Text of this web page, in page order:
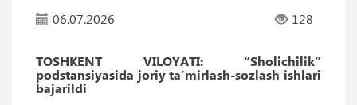
06.07.2026
128
TOSHKENT VILOYATI: “Sholichilik”
podstansiyasida joriy taʼmirlash-sozlash ishlari
bajarildi